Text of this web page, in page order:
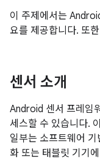
이 주제에서는
요를 제공합니다. 또
센서 소개
Android 센서 프레임
세스할 수 있습니다.
일부는 소프트웨어
화 또는 태블릿 기기